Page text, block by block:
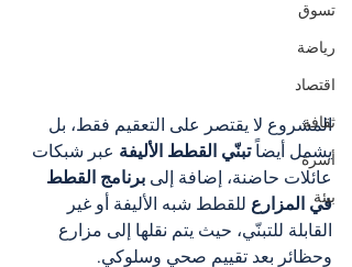
تسوق
رياضة
اقتصاد
ثقافة
أسرة
بيئة
المشروع لا يقتصر على التعقيم فقط، بل
يشمل أيضاً تبنّي القطط الأليفة عبر شبكات
عائلات حاضنة، إضافة إلى برنامج القطط
في المزارع للقطط شبه الأليفة أو غير
القابلة للتبنّي، حيث يتم نقلها إلى مزارع
وحظائر بعد تقييم صحي وسلوكي.